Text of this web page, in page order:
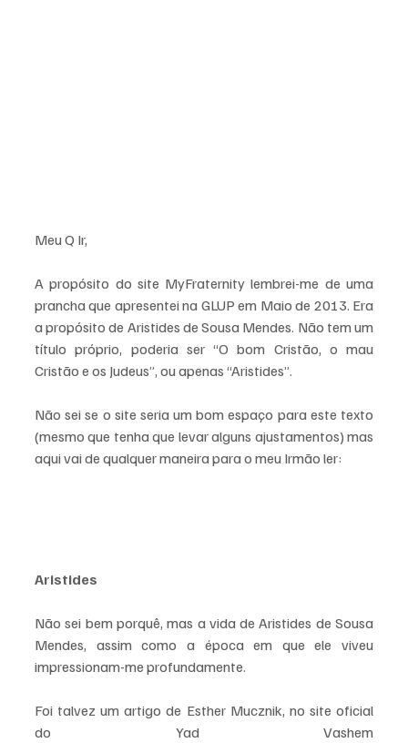
Meu Q Ir,
A propósito do site MyFraternity lembrei-me de uma
prancha que apresentei na GLUP em Maio de 2013. Era
a propósito de Aristides de Sousa Mendes. Não tem um
título próprio, poderia ser “O bom Cristão, o mau
Cristão e os Judeus”, ou apenas “Aristides”.
Não sei se o site seria um bom espaço para este texto
(mesmo que tenha que levar alguns ajustamentos) mas
aqui vai de qualquer maneira para o meu Irmão ler:
Aristides
Não sei bem porquê, mas a vida de Aristides de Sousa
Mendes, assim como a época em que ele viveu
impressionam-me profundamente.
Foi talvez um artigo de Esther Mucznik, no site oficial
do Yad Vashem